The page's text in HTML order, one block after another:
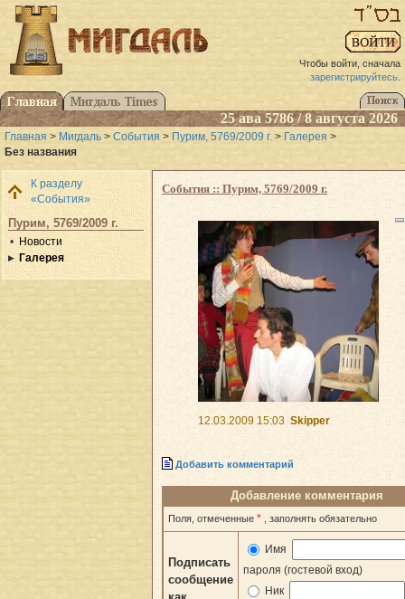
Чтобы войти, сначала
зарегистрируйтесь.
25 ава 5786 / 8 августа 2026
Главная > Мигдаль > События > Пурим, 5769/2009 г. > Галерея >
Без названия
К разделу
«События»
Пурим, 5769/2009 г.
Новости
Галерея
События :: Пурим, 5769/2009 г.
12.03.2009 15:03 Skipper
Добавить комментарий
Добавление комментария
Поля, отмеченные * , заполнять обязательно
Подписать
сообщение
Имя
пароля (гостевой вход)
Ник